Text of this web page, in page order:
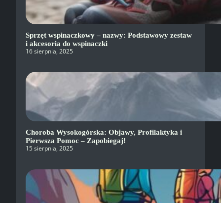
Sprzęt wspinaczkowy – nazwy: Podstawowy zestaw
i akcesoria do wspinaczki
16 sierpnia, 2025
Choroba Wysokogórska: Objawy, Profilaktyka i
Pierwsza Pomoc – Zapobiegaj!
15 sierpnia, 2025